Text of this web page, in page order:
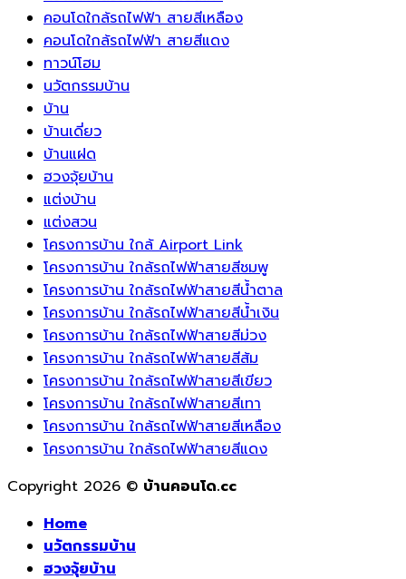
ให้
กับ
กลาย
เป็น
จุด
เด่น
ที่
สวยงาม
คอนโดใกล้รถไฟฟ้า สายสีเหลือง
คอนโดใกล้รถไฟฟ้า สายสีแดง
ทาวน์โฮม
นวัตกรรมบ้าน
บ้าน
บ้านเดี่ยว
บ้านแฝด
ฮวงจุ้ยบ้าน
แต่งบ้าน
แต่งสวน
โครงการบ้าน ใกล้ Airport Link
โครงการบ้าน ใกล้รถไฟฟ้าสายสีชมพู
โครงการบ้าน ใกล้รถไฟฟ้าสายสีน้ำตาล
โครงการบ้าน ใกล้รถไฟฟ้าสายสีน้ำเงิน
โครงการบ้าน ใกล้รถไฟฟ้าสายสีม่วง
โครงการบ้าน ใกล้รถไฟฟ้าสายสีส้ม
โครงการบ้าน ใกล้รถไฟฟ้าสายสีเขียว
โครงการบ้าน ใกล้รถไฟฟ้าสายสีเทา
โครงการบ้าน ใกล้รถไฟฟ้าสายสีเหลือง
โครงการบ้าน ใกล้รถไฟฟ้าสายสีแดง
Copyright 2026 © บ้านคอนโด.cc
Home
นวัตกรรมบ้าน
ฮวงจุ้ยบ้าน